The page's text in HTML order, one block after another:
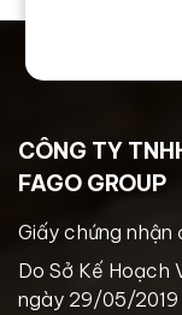
CÔNG TY
FAGO GROUP
Giấy chứng nhận
Do Sở Kế Hoạch
ngày 29/05/2019